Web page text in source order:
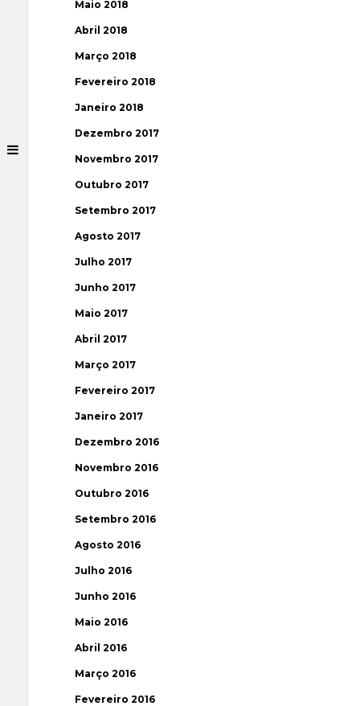
Maio 2018
Abril 2018
Março 2018
Fevereiro 2018
Janeiro 2018
Dezembro 2017
Novembro 2017
Outubro 2017
Setembro 2017
Agosto 2017
Julho 2017
Junho 2017
Maio 2017
Abril 2017
Março 2017
Fevereiro 2017
Janeiro 2017
Dezembro 2016
Novembro 2016
Outubro 2016
Setembro 2016
Agosto 2016
Julho 2016
Junho 2016
Maio 2016
Abril 2016
Março 2016
Fevereiro 2016